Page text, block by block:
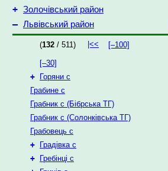
+ Золочівський район
– Львівський район
(132 / 511) |<< [–100]
[–30]
+
Горяни с
Грабине с
Грабник с (Бібрська ТГ)
Грабник с (Солонківська ТГ)
Грабовець с
+
Градівка с
+
Гребінці с